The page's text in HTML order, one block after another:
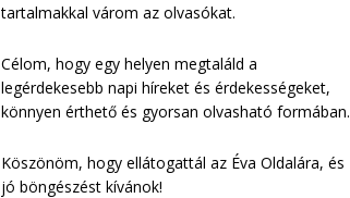
tartalmakkal várom az olvasókat.
Célom, hogy egy helyen megtaláld a
legérdekesebb napi híreket és érdekességeket,
könnyen érthető és gyorsan olvasható formában.
Köszönöm, hogy ellátogattál az Éva Oldalára, és
jó böngészést kívánok!